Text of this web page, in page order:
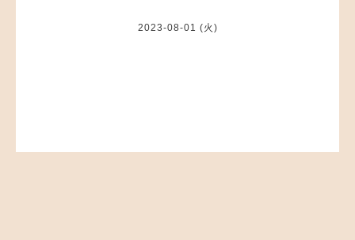
2023-08-01 (火)